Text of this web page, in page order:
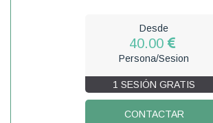
Desde
40.00
Persona/Sesion
1 SESIÓN GRATIS
CONTACTAR